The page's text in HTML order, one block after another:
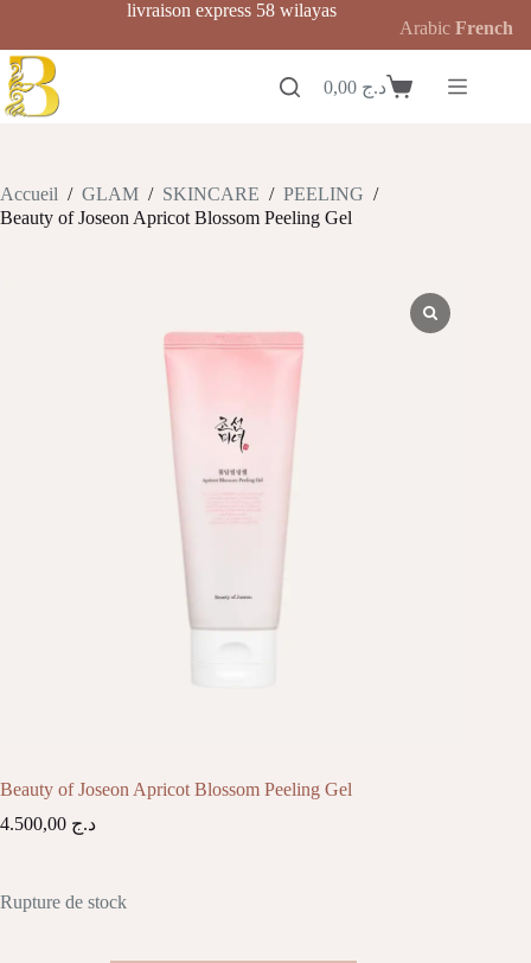
contenu
livraison express 58 wilayas
Panierد.ج
Accueil / GLAM / SKINCARE / PEELING /
Beauty of Joseon Apricot Blossom Peeling Gel
Beauty of Joseon Apricot Blossom Peeling Gel
د.ج
Rupture de stock
Arabic French